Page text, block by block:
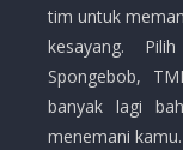
tim untuk
kesayang.
Spongebob,
banyak lagi
menemani kamu.